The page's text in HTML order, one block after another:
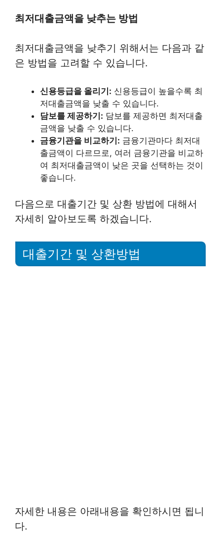
최저대출금액을 낮추는 방법
최저대출금액을 낮추기 위해서는 다음과 같
은 방법을 고려할 수 있습니다.
신용등급을 올리기: 신용등급이 높을수록 최
저대출금액을 낮출 수 있습니다.
담보를 제공하기: 담보를 제공하면 최저대출
금액을 낮출 수 있습니다.
금융기관을 비교하기: 금융기관마다 최저대
출금액이 다르므로, 여러 금융기관을 비교하
여 최저대출금액이 낮은 곳을 선택하는 것이
좋습니다.
다음으로 대출기간 및 상환 방법에 대해서
자세히 알아보도록 하겠습니다.
대출기간 및 상환방법
자세한 내용은 아래내용을 확인하시면 됩니
다.